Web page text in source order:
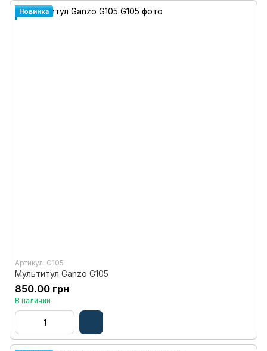
Новинка
Артикул: G105
Мультитул Ganzo G105
850.00 грн
В наличии